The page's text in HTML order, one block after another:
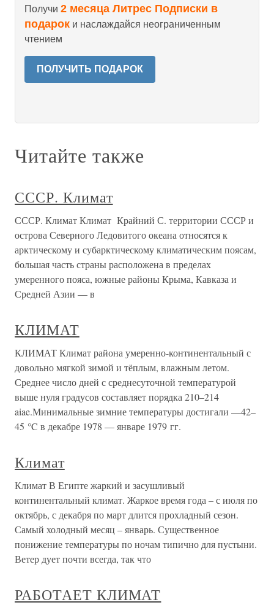
Получи 2 месяца Литрес Подписки в
подарок и наслаждайся неограниченным
чтением
ПОЛУЧИТЬ ПОДАРОК
Читайте также
СССР. Климат
СССР. Климат Климат Крайний С. территории СССР и
острова Северного Ледовитого океана относятся к
арктическому и субарктическому климатическим поясам,
большая часть страны расположена в пределах
умеренного пояса, южные районы Крыма, Кавказа и
Средней Азии — в
КЛИМАТ
КЛИМАТ Климат района умеренно-континентальный с
довольно мягкой зимой и тёплым, влажным летом.
Среднее число дней с среднесуточной температурой
выше нуля градусов составляет порядка 210–214
aiae.Минимальные зимние температуры достигали —42–
45 °C в декабре 1978 — январе 1979 гг.
Климат
Климат В Египте жаркий и засушливый
континентальный климат. Жаркое время года – с июля по
октябрь, с декабря по март длится прохладный сезон.
Самый холодный месяц – январь. Существенное
понижение температуры по ночам типично для пустыни.
Ветер дует почти всегда, так что
РАБОТАЕТ КЛИМАТ